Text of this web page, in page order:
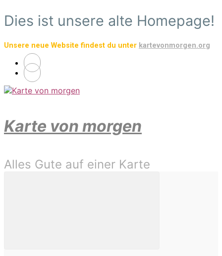
Zum
Hauptinhalt
Dies ist unsere alte Homepage!
Unsere neue Website findest du unter kartevonmorgen.org
Karte von morgen
Alles Gute auf einer Karte